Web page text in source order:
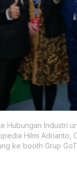
Hubungan Industri
Hilmi Adrianto,
ke booth Grup